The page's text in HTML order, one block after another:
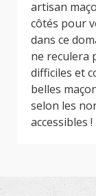
artisan
côtés pour
dans ce
ne reculera
difficiles et
belles
selon les
accessibles !